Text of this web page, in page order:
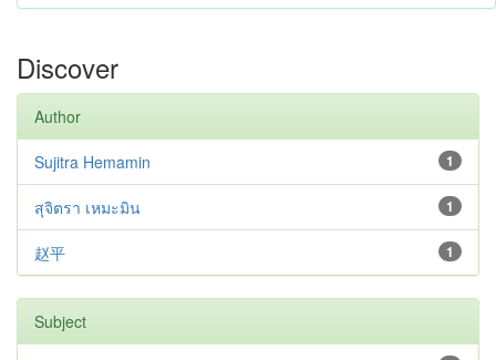
Discover
Author
1
Sujitra Hemamin
1
สุจิตรา เหมะมิน
1
赵平
Subject